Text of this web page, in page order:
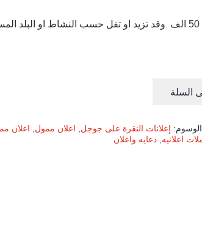
السلة
الوسوم: إعلانات النقرة على جوجل اعلان ممول
اعلان
اعلانيه دعايه واعلان